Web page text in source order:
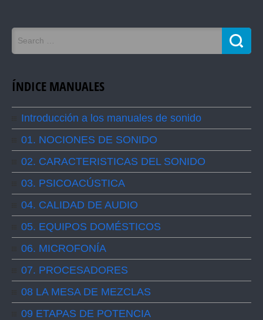
ÍNDICE MANUALES
Introducción a los manuales de sonido
01. NOCIONES DE SONIDO
02. CARACTERISTICAS DEL SONIDO
03. PSICOACÚSTICA
04. CALIDAD DE AUDIO
05. EQUIPOS DOMÉSTICOS
06. MICROFONÍA
07. PROCESADORES
08 LA MESA DE MEZCLAS
09 ETAPAS DE POTENCIA